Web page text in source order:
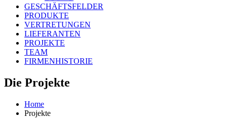
GESCHÄFTSFELDER
PRODUKTE
VERTRETUNGEN
LIEFERANTEN
PROJEKTE
TEAM
FIRMENHISTORIE
Die Projekte
Home
Projekte